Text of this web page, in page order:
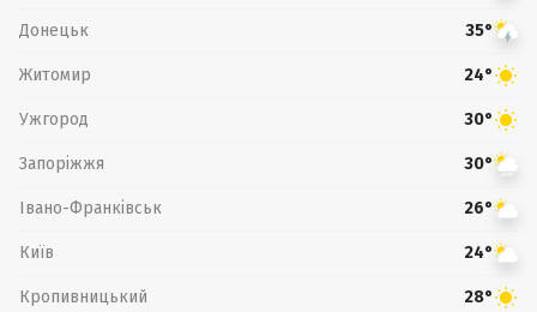
Донецьк 35°
Житомир 24°
Ужгород 30°
Запоріжжя 30°
Івано-Франківськ 26°
Київ 24°
Кропивницький 28°